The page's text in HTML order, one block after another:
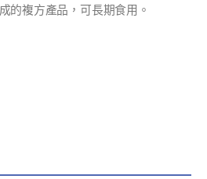
的複方產品，可長期食用。